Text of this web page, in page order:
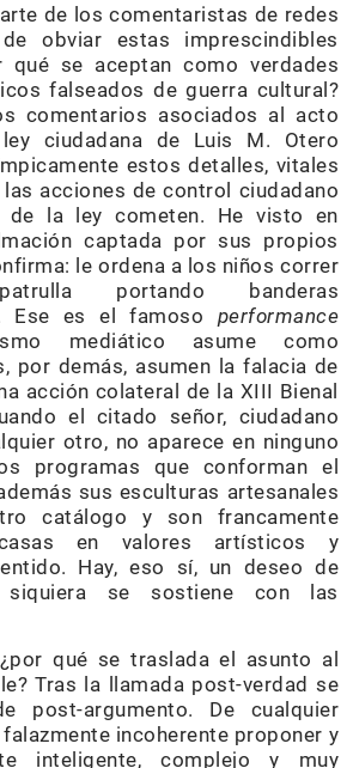
de los comentaristas de redes
obviar estas imprescindibles
qué se aceptan como verdades
falseados de guerra cultural?
comentarios asociados al acto
ciudadana de Luis M. Otero
estos detalles, vitales
acciones de control ciudadano
de la ley cometen. He visto en
captada por sus propios
le ordena a los niños correr
portando banderas
Ese es el famoso performance
mediático asume como
por demás, asumen la falacia de
acción colateral de la XIII Bienal
el citado señor, ciudadano
otro, no aparece en ninguno
programas que conforman el
sus esculturas artesanales
catálogo y son francamente
en valores artísticos y
Hay, eso sí, un deseo de
se sostiene con las
qué se traslada el asunto al
Tras la llamada post-verdad se
post-argumento. De cualquier
incoherente proponer y
inteligente, complejo y muy